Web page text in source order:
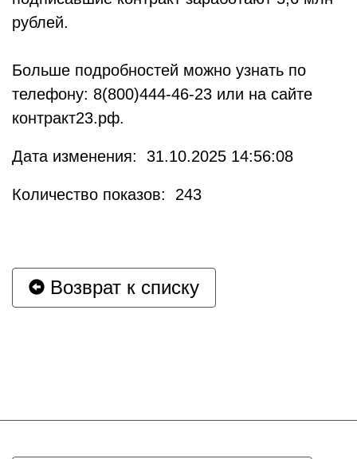
рублей.
Больше подробностей можно узнать по
телефону: 8(800)444-46-23 или на сайте
контракт23.рф.
Дата изменения: 31.10.2025 14:56:08
Количество показов: 243
Возврат к списку